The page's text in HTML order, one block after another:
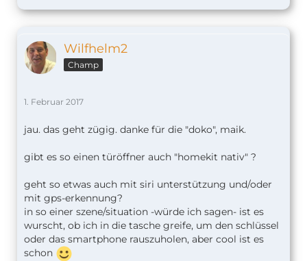
Wilfhelm2
Champ
1. Februar 2017
jau. das geht zügig. danke für die "doko", maik.
gibt es so einen türöffner auch "homekit nativ" ?
geht so etwas auch mit siri unterstützung und/oder
mit gps-erkennung?
in so einer szene/situation -würde ich sagen- ist es
wurscht, ob ich in die tasche greife, um den schlüssel
oder das smartphone rauszuholen, aber cool ist es
schon